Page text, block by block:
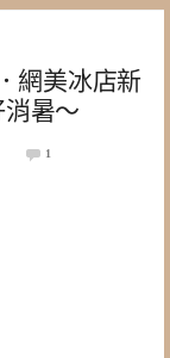
網美冰店新
暑～
1